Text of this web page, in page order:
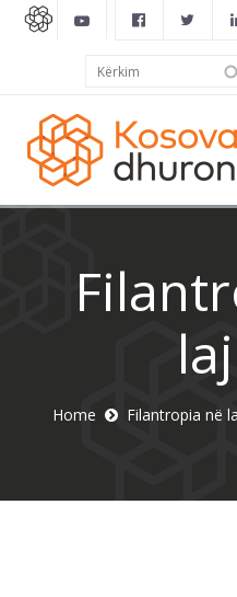
form
Home Filantropia në